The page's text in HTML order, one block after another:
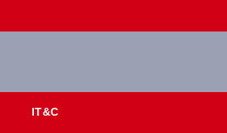
IT&C